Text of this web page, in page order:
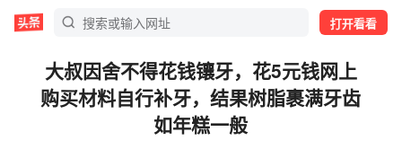
打开看看
大叔因舍不得花钱镶牙，花5元钱网上
购买材料自行补牙，结果树脂裹满牙齿
如年糕一般